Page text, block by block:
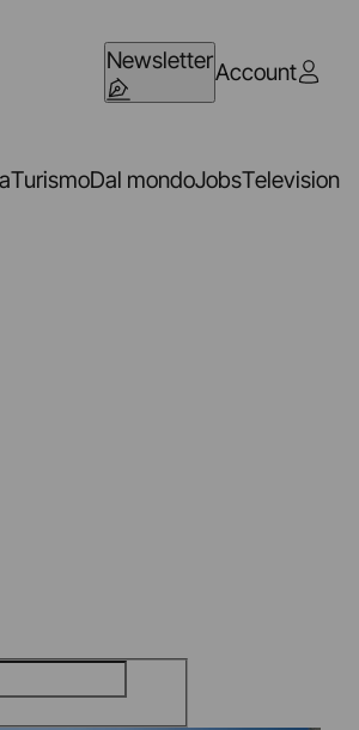
NewsletterAccount
TurismoDal mondoJobsTelevision